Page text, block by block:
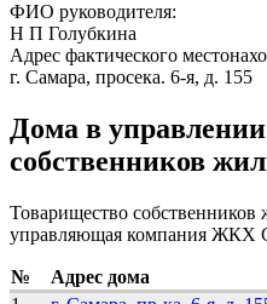
ФИО руководителя:
Н П Голубкина
Адрес фактического
г. Самара, просека. 6-я, д. 155
Дома в
собственников
Товарищество
управляющая компания ЖКХ
№
Адрес дома